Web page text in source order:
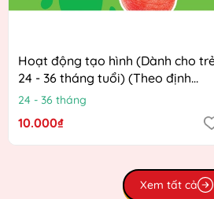
Hoạt động tạo hình (Dành cho
24 - 36 tháng tuổi) (Theo định
hướng Chương trình Giáo dục
24 - 36 tháng
10.000₫
Xem tất cả